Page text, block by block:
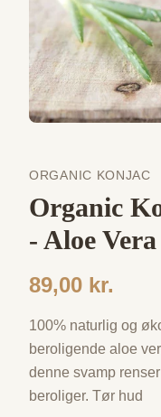
ORGANIC KONJAC
Organic
- Aloe Vera
89,00 kr.
100% naturlig og
beroligende aloe
denne svamp
beroliger. Tør hud